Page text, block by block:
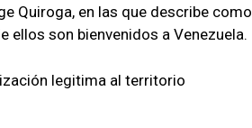
Quiroga, en las que describe como
ellos son bienvenidos a Venezuela.
legitima al territorio